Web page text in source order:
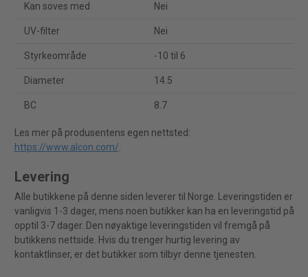
Kan soves med Nei
UV-filter Nei
Styrkeområde -10 til 6
Diameter 14.5
BC 8.7
Les mer på produsentens egen nettsted:
https://www.alcon.com/.
Levering
Alle butikkene på denne siden leverer til Norge. Leveringstiden er
vanligvis 1-3 dager, mens noen butikker kan ha en leveringstid på
opptil 3-7 dager. Den nøyaktige leveringstiden vil fremgå på
butikkens nettside. Hvis du trenger hurtig levering av
kontaktlinser, er det butikker som tilbyr denne tjenesten.